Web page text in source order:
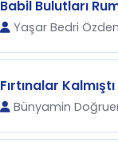
Babil Bulutları
Yaşar Bedri
Fırtınalar
Bünyamin